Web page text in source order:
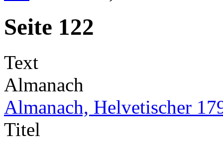
Seite 122
Text
Almanach
Almanach, Helvetischer
Titel